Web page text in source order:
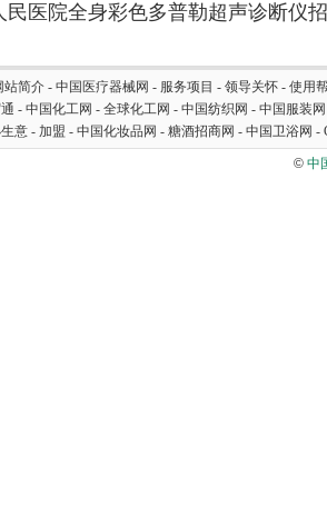
民医院全身彩色多普勒超声诊断仪
站简介 - 中国医疗器械网 - 服务项目 - 领导关怀 - 使用
- 中国化工网 - 全球化工网 - 中国纺织网 - 中国服装网
意 - 加盟 - 中国化妆品网 - 糖酒招商网 - 中国卫浴网 -
© 中